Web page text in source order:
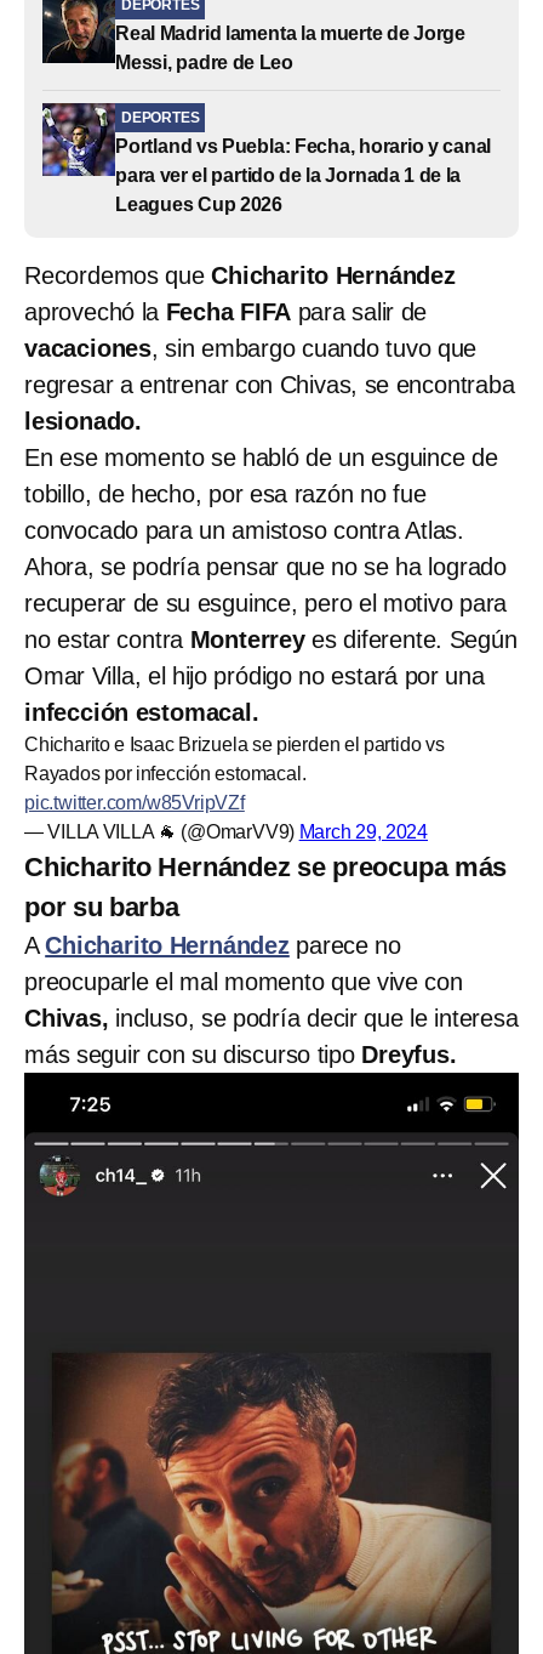
DEPORTES
Real Madrid lamenta la muerte de Jorge
Messi, padre de Leo
DEPORTES
Portland vs Puebla: Fecha, horario y canal
para ver el partido de la Jornada 1 de la
Leagues Cup 2026
Recordemos queChicharito Hernández
aprovechó la Fecha FIFA para salir de
vacaciones, sin embargo cuando tuvo que
regresar a entrenar con Chivas, se encontraba
lesionado.
En ese momento se habló de un esguince de
tobillo, de hecho, por esa razón no fue
convocado para un amistoso contra Atlas.
Ahora, se podría pensar que no se ha logrado
recuperar de su esguince, pero el motivo para
no estar contra Monterreyes diferente. Según
Omar Villa, el hijo pródigo no estará por una
infección estomacal.
Chicharito e Isaac Brizuela se pierden el partido vs
Rayados por infección estomacal.
pic.twitter.com/w85VripVZf
— VILLA VILLA 🐐 (@OmarVV9) March 29, 2024
Chicharito Hernández se preocupa más
por su barba
AChicharito Hernándezparece no
preocuparle el mal momento que vive con
Chivas, incluso, se podría decir que le interesa
más seguir con su discurso tipo Dreyfus.